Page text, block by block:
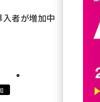
入者が増加中